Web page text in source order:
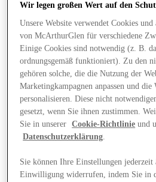
Angebote
Wir legen großen Wert auf den
Unsere Website verwendet Cookies
von McArthurGlen für verschiedene
Einige Cookies sind notwendig (z. B.
ordnungsgemäß funktioniert). Zu den
gehören solche, die die Nutzung der
Marketingkampagnen anpassen und die
personalisieren. Diese nicht
gesetzt, wenn Sie ihnen zustimmen.
Sie in unserer
Cookie-Richtlinie und
Datenschutzerklärung.
Sie können Ihre Einstellungen jederzeit
Einwilligung widerrufen, indem Sie in